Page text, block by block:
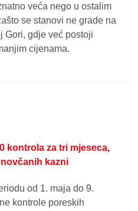
veća nego u ostalim
se stanovi ne grade na
Gori, gdje već postoji
cijenama.
kontrola za tri mjeseca,
novčanih kazni
od 1. maja do 9.
kontrole poreskih